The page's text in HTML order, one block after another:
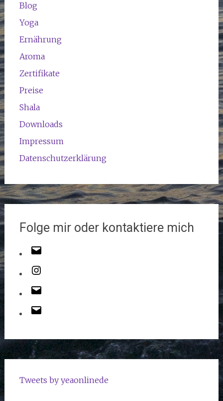
Blog
Yoga
Ernährung
Aroma
Zertifikate
Preise
Shala
Downloads
Impressum
Datenschutzerklärung
Folge mir oder kontaktiere mich
Tweets by yeaonlinede